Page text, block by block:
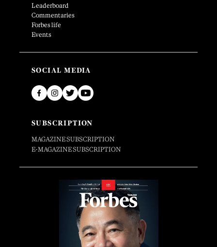
Leaderboard
Commentaries
Forbes life
Events
SOCIAL MEDIA
SUBSCRIPTION
MAGAZINE SUBSCRIPTION
E-MAGAZINE SUBSCRIPTION